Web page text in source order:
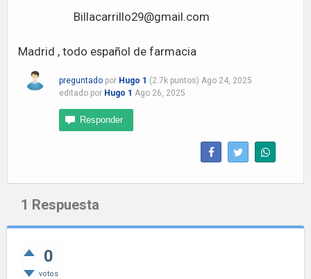
Billacarrillo29@gmail.com
Madrid , todo español de farmacia
preguntado por Hugo 1 (2.7k puntos) Ago 24, 2025
editado por Hugo 1 Ago 26, 2025
1 Respuesta
0
votos